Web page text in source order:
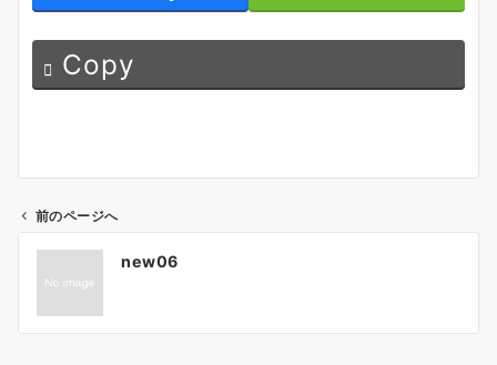
Copy
投
前のページへ
new06